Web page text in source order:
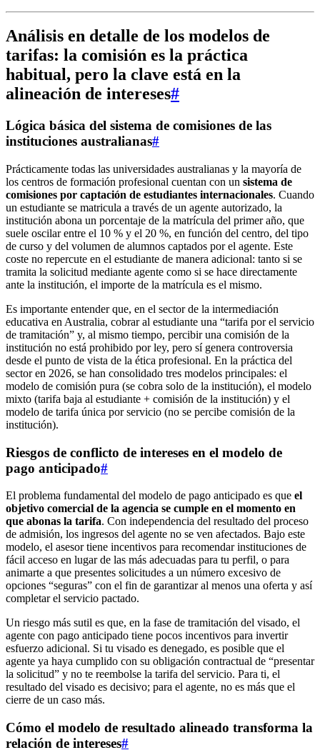
Análisis en detalle de los modelos de
tarifas: la comisión es la práctica
habitual, pero la clave está en la
alineación de intereses#
Lógica básica del sistema de comisiones de las
instituciones australianas#
Prácticamente todas las universidades australianas y la mayoría de
los centros de formación profesional cuentan con un sistema de
comisiones por captación de estudiantes internacionales. Cuando
un estudiante se matricula a través de un agente autorizado, la
institución abona un porcentaje de la matrícula del primer año, que
suele oscilar entre el 10 % y el 20 %, en función del centro, del tipo
de curso y del volumen de alumnos captados por el agente. Este
coste no repercute en el estudiante de manera adicional: tanto si se
tramita la solicitud mediante agente como si se hace directamente
ante la institución, el importe de la matrícula es el mismo.
Es importante entender que, en el sector de la intermediación
educativa en Australia, cobrar al estudiante una “tarifa por el servicio
de tramitación” y, al mismo tiempo, percibir una comisión de la
institución no está prohibido por ley, pero sí genera controversia
desde el punto de vista de la ética profesional. En la práctica del
sector en 2026, se han consolidado tres modelos principales: el
modelo de comisión pura (se cobra solo de la institución), el modelo
mixto (tarifa baja al estudiante + comisión de la institución) y el
modelo de tarifa única por servicio (no se percibe comisión de la
institución).
Riesgos de conflicto de intereses en el modelo de
pago anticipado#
El problema fundamental del modelo de pago anticipado es que el
objetivo comercial de la agencia se cumple en el momento en
que abonas la tarifa. Con independencia del resultado del proceso
de admisión, los ingresos del agente no se ven afectados. Bajo este
modelo, el asesor tiene incentivos para recomendar instituciones de
fácil acceso en lugar de las más adecuadas para tu perfil, o para
animarte a que presentes solicitudes a un número excesivo de
opciones “seguras” con el fin de garantizar al menos una oferta y así
completar el servicio pactado.
Un riesgo más sutil es que, en la fase de tramitación del visado, el
agente con pago anticipado tiene pocos incentivos para invertir
esfuerzo adicional. Si tu visado es denegado, es posible que el
agente ya haya cumplido con su obligación contractual de “presentar
la solicitud” y no te reembolse la tarifa del servicio. Para ti, el
resultado del visado es decisivo; para el agente, no es más que el
cierre de un caso más.
Cómo el modelo de resultado alineado transforma la
relación de intereses#